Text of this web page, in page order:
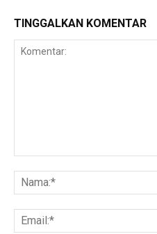
TINGGALKAN KOMENTAR